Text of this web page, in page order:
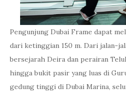
Pengunjung Dubai Frame dapat
dari ketinggian 150 m. Dari jalan-
bersejarah Deira dan perairan
hingga bukit pasir yang luas di
gedung tinggi di Dubai Marina,